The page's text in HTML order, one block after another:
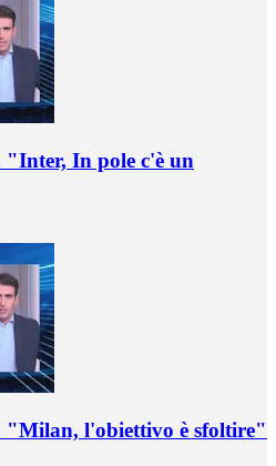
"Inter, In pole c'è un
"Milan, l'obiettivo è sfoltire"